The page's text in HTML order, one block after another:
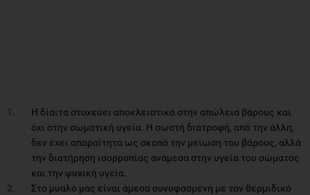
Η δίαιτα στοχεύει αποκλειστικά στην απώλεια βάρους και
όχι στην σωματική υγεία. Η σωστή διατροφή, από την άλλη,
δεν έχει απαραίτητα ως σκοπό την μείωση του βάρους, αλλά
την διατήρηση ισορροπίας ανάμεσα στην υγεία του σώματος
και την ψυχική υγεία.
Στο μυαλό μας είναι άμεσα συνυφασμένη με τον θερμιδικό